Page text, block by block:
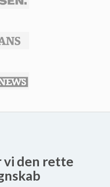
vi den rette